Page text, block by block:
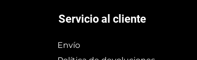
Servicio al cliente
Envío